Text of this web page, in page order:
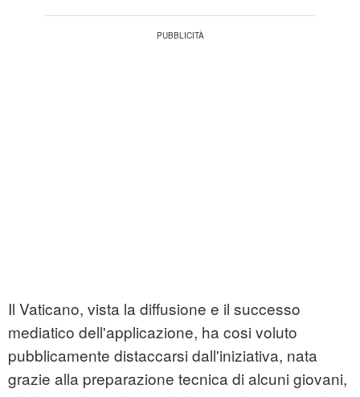
Il Vaticano, vista la diffusione e il successo
mediatico dell'applicazione, ha cosi voluto
pubblicamente distaccarsi dall'iniziativa, nata
grazie alla preparazione tecnica di alcuni giovani,